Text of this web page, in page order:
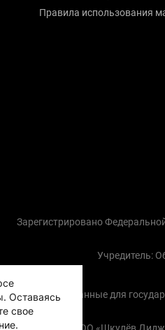
Правила использования
Зарегистрировано
Учредитель:
Контактные данные для
Оставаясь
свое